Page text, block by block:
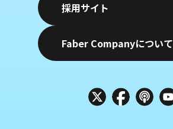
採用サイト
Faber Companyについて